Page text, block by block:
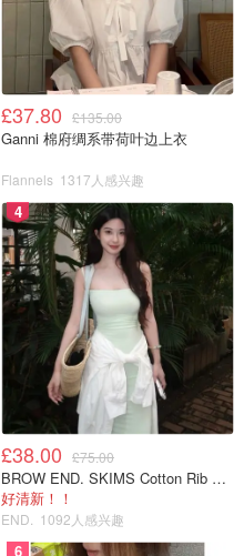
£37.80 £135.00
Ganni 棉府绸系带荷叶边上衣
Flannels 1317人感兴趣
4
£38.00 £75.00
BROW END. SKIMS Cotton Rib 长款背心连衣裙 薄荷绿
好清新！！
END. 1092人感兴趣
6